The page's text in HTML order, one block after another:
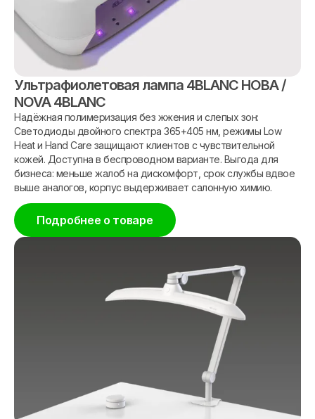
Ультрафиолетовая лампа 4BLANC НОВА /
NOVA 4BLANC
Надёжная полимеризация без жжения и слепых зон:
Светодиоды двойного спектра 365+405 нм, режимы Low
Heat и Hand Care защищают клиентов с чувствительной
кожей. Доступна в беспроводном варианте. Выгода для
бизнеса: меньше жалоб на дискомфорт, срок службы вдвое
выше аналогов, корпус выдерживает салонную химию.
Подробнее о товаре